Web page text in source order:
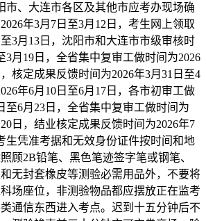
市、大连市各区及其他市应考办现场确
年3月7日至3月12日，考生网上领取
3月13日，沈阳市和大连市市级审核时
3月19日，全省集中复审工做时间为2026
核定成果反馈时间为2026年3月31日至4
年6月10日至6月17日，各市初审工做
至6月23日，全省集中复审工做时间为
日，结业核定成果反馈时间为2026年7
生凭准考据和无效身份证件按时间和地
顾2B铅笔、黑色笔迹签字笔或钢笔、
无封套橡皮等测验必需用品外，不要将
场座位，非测验物品都应摆放正在监考
通信东西进入考点。迟到十五分钟后不